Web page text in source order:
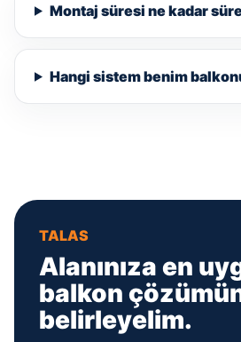
Montaj süresi ne kadar
Hangi sistem benim
TALAS
Alanınıza en
balkon
belirleyelim.